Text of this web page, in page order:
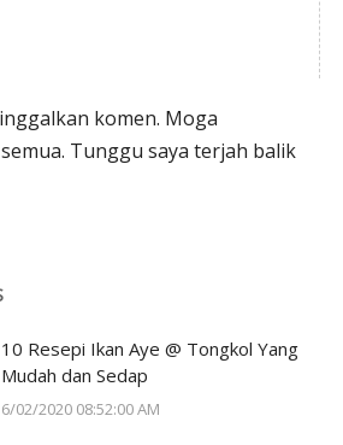
komen. Moga
Tunggu saya terjah balik
10 Resepi Ikan Aye @ Tongkol Yang
Mudah dan Sedap
6/02/2020 08:52:00 AM